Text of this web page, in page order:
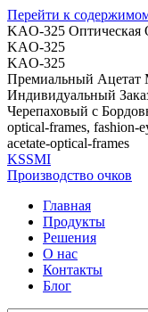
Перейти к
KAO-325 Оптическая
KAO-325
KAO-325
Премиальный Ацетат
Индивидуальный
Черепаховый с
optical-frames, fashion-
acetate-optical-frames
KSSMI
Производство очков
Главная
Продукты
Решения
О нас
Контакты
Блог